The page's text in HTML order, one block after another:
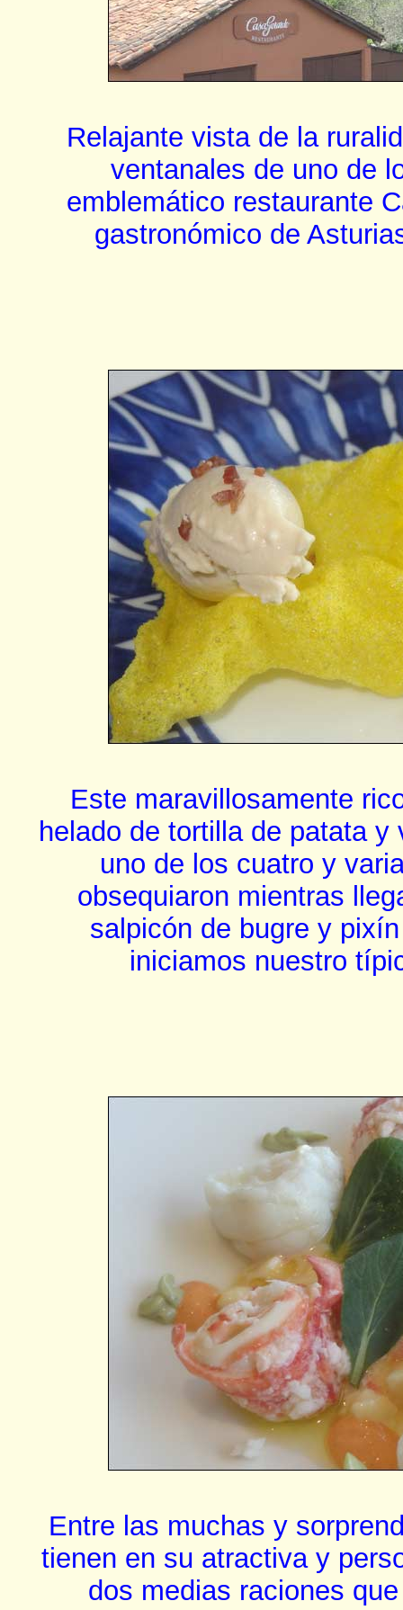
Relajante vista de la
ventanales de uno de
emblemático restaurante
gastronómico de
Este maravillosamente
helado de tortilla de patata
uno de los cuatro y
obsequiaron mientras
salpicón de bugre y
iniciamos nuestro
Entre las muchas y
tienen en su atractiva y
dos medias raciones